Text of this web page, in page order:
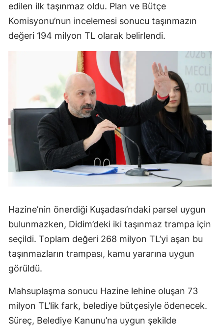
edilen ilk taşınmaz oldu. Plan ve Bütçe
Komisyonu’nun incelemesi sonucu taşınmazın
değeri 194 milyon TL olarak belirlendi.
Hazine’nin önerdiği Kuşadası’ndaki parsel uygun
bulunmazken, Didim’deki iki taşınmaz trampa için
seçildi. Toplam değeri 268 milyon TL’yi aşan bu
taşınmazların trampası, kamu yararına uygun
görüldü.
Mahsuplaşma sonucu Hazine lehine oluşan 73
milyon TL’lik fark, belediye bütçesiyle ödenecek.
Süreç, Belediye Kanunu’na uygun şekilde